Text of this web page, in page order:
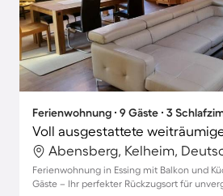
Ferienwohnung ∙ 9 Gäste ∙ 3
Abensberg, Kelheim,
Ferienwohnung in Essing mit Balkon und
Gäste – Ihr perfekter Rückzugsort für